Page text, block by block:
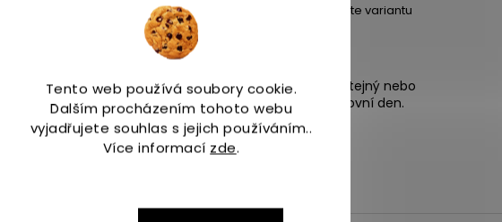
Tento web používá soubory cookie.
Dalším procházením tohoto webu
vyjadřujete souhlas s jejich používáním..
Více informací zde.
EAN
Zvolte variantu
4 odběrná místa po Praze.
Expedice zboží stejný nebo
následující pracovní den.